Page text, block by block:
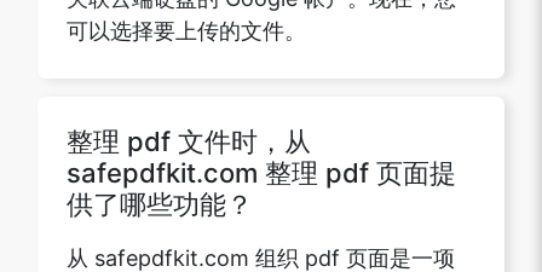
可以选择要上传的文件。
整理 pdf 文件时，从
safepdfkit.com 整理 pdf 页面提
供了哪些功能？
从 safepdfkit.com 组织 pdf 页面是一项